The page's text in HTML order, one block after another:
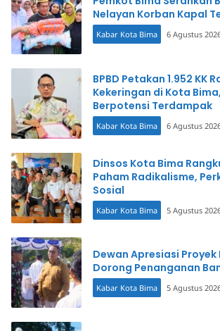
Nelayan Korban Kapal
Kabar Kota Bima 6 Agustus
BPBD Petakan 1.952 KK
Kekeringan di Kota
Berpotensi Terdampak
Kabar Kota Bima 6 Agustus
Dinsos Kota Bima
Paham Radikalisme,
Sosial
Kabar Kota Bima 5 Agustus
Dewan Apresiasi Proyek
Dorong Penanganan
Kabar Kota Bima 5 Agustus